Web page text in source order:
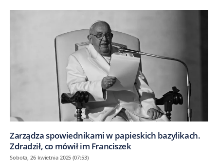
Zarządza spowiednikami w papieskich bazylikach.
Zdradził, co mówił im Franciszek
Sobota, 26 kwietnia 2025 (07:53)